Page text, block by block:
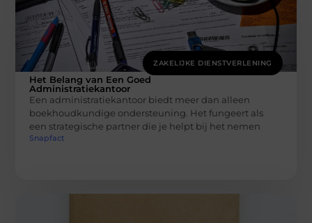
ZAKELIJKE DIENSTVERLENING
Het Belang van Een Goed
Administratiekantoor
Een administratiekantoor biedt meer dan alleen
boekhoudkundige ondersteuning. Het fungeert als
een strategische partner die je helpt bij het nemen
Snapfact